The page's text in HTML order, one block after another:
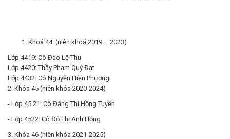
Khoá 44: (niên khoá 2019 – 2023)
Lớp 4419: Cô Đào Lệ Thu
Lớp 4420: Thầy Phạm Quý Đạt
Lớp 4432: Cô Nguyễn Hiền Phương.
2. Khóa 45 (niên khóa 2020-2024)
- Lớp 45.21: Cô Đặng Thị Hồng Tuyến
- Lớp 4522: Cô Đỗ Thị Ánh Hồng
3. Khóa 46 (niên khóa 2021-2025)